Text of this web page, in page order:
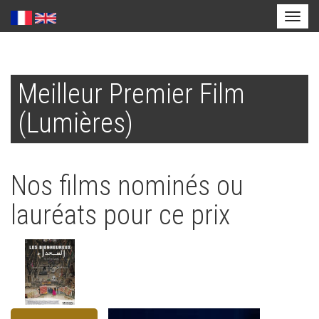
contenu
principal
Meilleur Premier Film
(Lumières)
Nos films nominés ou
lauréats pour ce prix